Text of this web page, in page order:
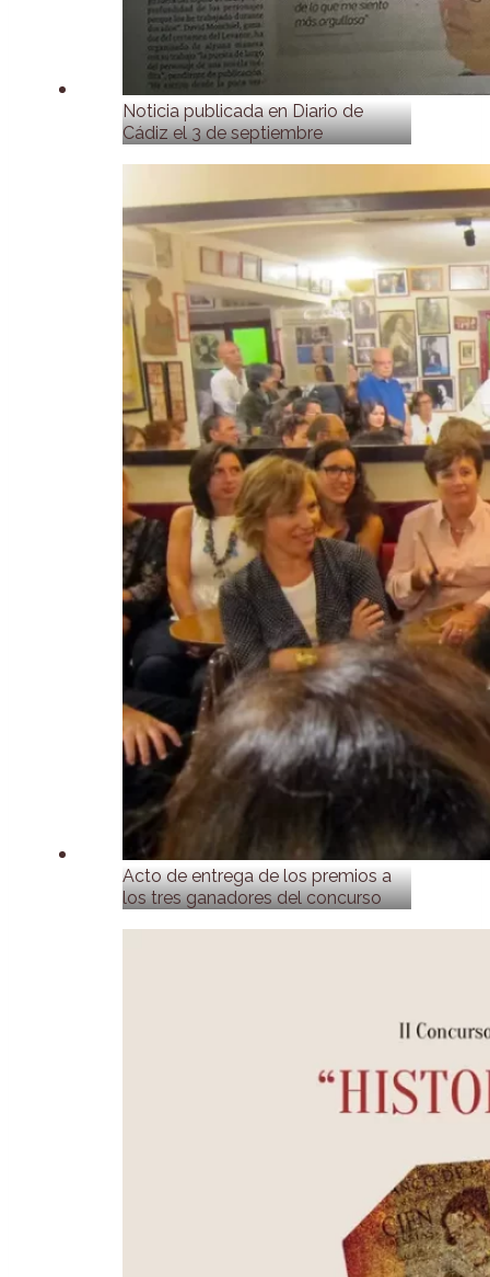
Noticia publicada en Diario de
Cádiz el 3 de septiembre
Acto de entrega de los premios a
los tres ganadores del concurso